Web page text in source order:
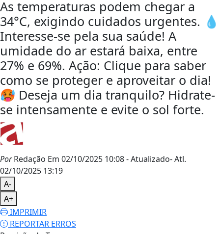
As temperaturas podem chegar a
34°C, exigindo cuidados urgentes. 💧
Interesse-se pela sua saúde! A
umidade do ar estará baixa, entre
27% e 69%. Ação: Clique para saber
como se proteger e aproveitar o dia!
🥵 Deseja um dia tranquilo? Hidrate-
se intensamente e evite o sol forte.
PorRedação Em 02/10/2025 10:08- Atualizado- Atl.
02/10/2025 13:19
A-
A+
IMPRIMIR
REPORTAR ERROS